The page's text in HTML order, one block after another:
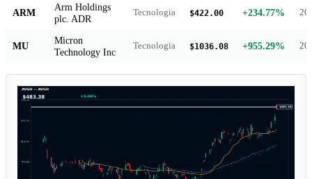
ARM
Arm Holdings
plc. ADR
Tecnologia $422.00 +234.77%
MU
Micron
Technology Inc
Tecnologia $1036.08 +955.29%